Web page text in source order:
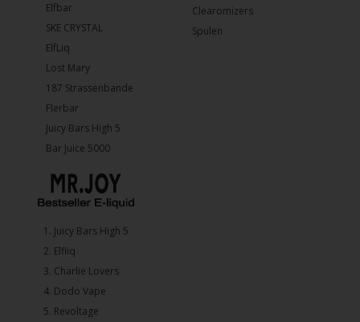
Clearomizers
Spulen
Elfbar
SKE CRYSTAL
ElfLiq
Lost Mary
187 Strassenbande
Flerbar
Juicy Bars High 5
Bar Juice 5000
1.⁠ ⁠Juicy Bars High 5
2.⁠ ⁠⁠Elfliq
3.⁠ ⁠⁠Charlie Lovers
4.⁠ ⁠⁠Dodo Vape
5. ⁠Revoltage